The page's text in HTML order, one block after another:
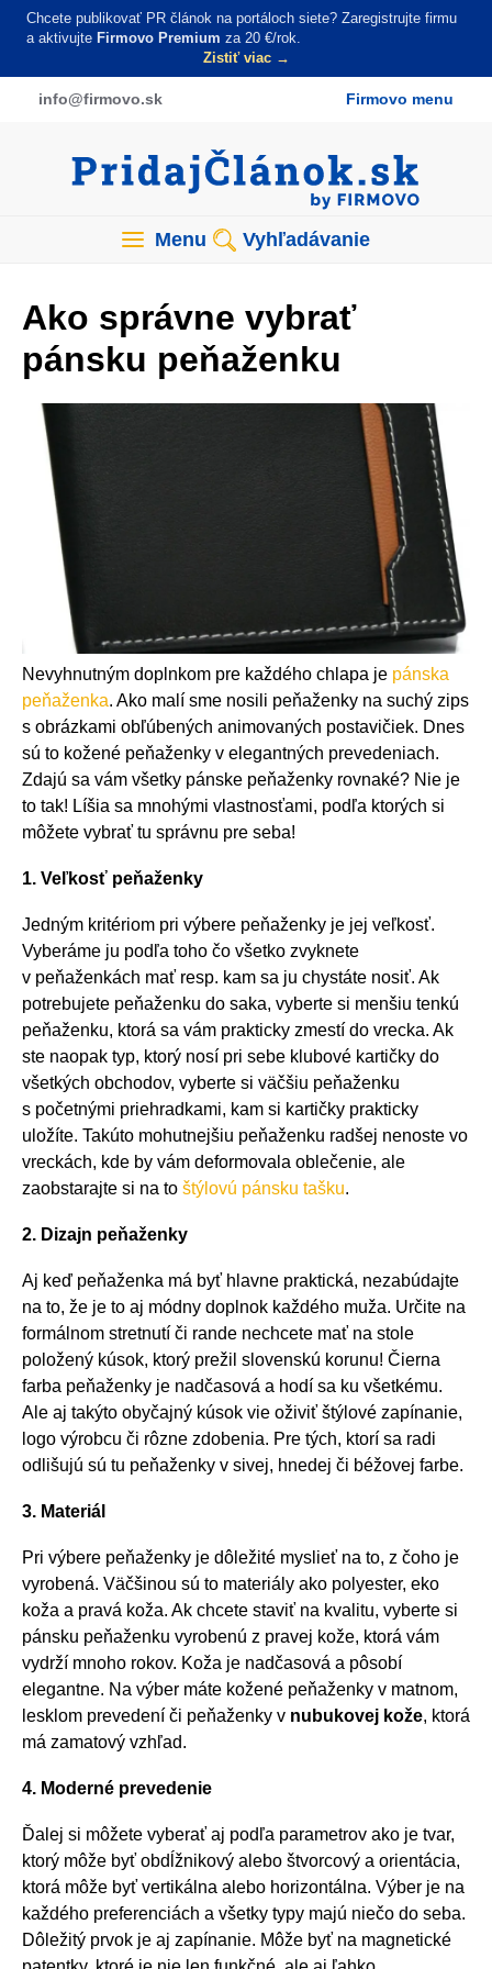
Skočiť
obsah
Chcete publikovať PR článok na portáloch siete? Zaregistrujte firmu
a aktivujte Firmovo Premium za 20 €/rok.
Zistiť viac →
info@firmovo.sk Firmovo menu
Menu Vyhľadávanie
Ako správne vybrať
pánsku peňaženku
Nevyhnutným doplnkom pre každého chlapa je pánska
peňaženka. Ako malí sme nosili peňaženky na suchý zips
s obrázkami obľúbených animovaných postavičiek. Dnes
sú to kožené peňaženky v elegantných prevedeniach.
Zdajú sa vám všetky pánske peňaženky rovnaké? Nie je
to tak! Líšia sa mnohými vlastnosťami, podľa ktorých si
môžete vybrať tu správnu pre seba!
1. Veľkosť peňaženky
Jedným kritériom pri výbere peňaženky je jej veľkosť.
Vyberáme ju podľa toho čo všetko zvyknete
v peňaženkách mať resp. kam sa ju chystáte nosiť. Ak
potrebujete peňaženku do saka, vyberte si menšiu tenkú
peňaženku, ktorá sa vám prakticky zmestí do vrecka. Ak
ste naopak typ, ktorý nosí pri sebe klubové kartičky do
všetkých obchodov, vyberte si väčšiu peňaženku
s početnými priehradkami, kam si kartičky prakticky
uložíte. Takúto mohutnejšiu peňaženku radšej nenoste vo
vreckách, kde by vám deformovala oblečenie, ale
zaobstarajte si na to štýlovú pánsku tašku.
2. Dizajn peňaženky
Aj keď peňaženka má byť hlavne praktická, nezabúdajte
na to, že je to aj módny doplnok každého muža. Určite na
formálnom stretnutí či rande nechcete mať na stole
položený kúsok, ktorý prežil slovenskú korunu! Čierna
farba peňaženky je nadčasová a hodí sa ku všetkému.
Ale aj takýto obyčajný kúsok vie oživiť štýlové zapínanie,
logo výrobcu či rôzne zdobenia. Pre tých, ktorí sa radi
odlišujú sú tu peňaženky v sivej, hnedej či béžovej farbe.
3. Materiál
Pri výbere peňaženky je dôležité myslieť na to, z čoho je
vyrobená. Väčšinou sú to materiály ako polyester, eko
koža a pravá koža. Ak chcete staviť na kvalitu, vyberte si
pánsku peňaženku vyrobenú z pravej kože, ktorá vám
vydrží mnoho rokov. Koža je nadčasová a pôsobí
elegantne. Na výber máte kožené peňaženky v matnom,
lesklom prevedení či peňaženky v nubukovej kože, ktorá
má zamatový vzhľad.
4. Moderné prevedenie
Ďalej si môžete vyberať aj podľa parametrov ako je tvar,
ktorý môže byť obdĺžnikový alebo štvorcový a orientácia,
ktorá môže byť vertikálna alebo horizontálna. Výber je na
každého preferenciách a všetky typy majú niečo do seba.
Dôležitý prvok je aj zapínanie. Môže byť na magnetické